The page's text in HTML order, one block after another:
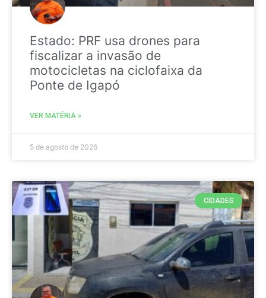
Estado: PRF usa drones para
fiscalizar a invasão de
motocicletas na ciclofaixa da
Ponte de Igapó
VER MATÉRIA »
5 de agosto de 2026
CIDADES